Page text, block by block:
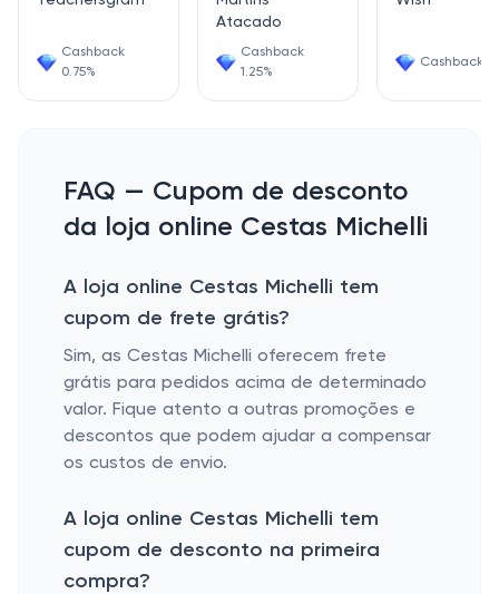
Cashback
0.75%
Atacado
Cashback
1.25%
Cashback
FAQ — Cupom de desconto
da loja online Cestas Michelli
A loja online Cestas Michelli tem
cupom de frete grátis?
Sim, as Cestas Michelli oferecem frete
grátis para pedidos acima de determinado
valor. Fique atento a outras promoções e
descontos que podem ajudar a compensar
os custos de envio.
A loja online Cestas Michelli tem
cupom de desconto na primeira
compra?